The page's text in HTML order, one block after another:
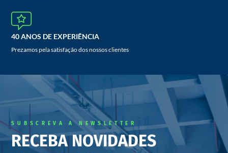
40 ANOS DE EXPERIÊNCIA
Prezamos pela satisfação dos nossos clientes
SUBSCREVA A NEWSLETTER
RECEBA NOVIDADES